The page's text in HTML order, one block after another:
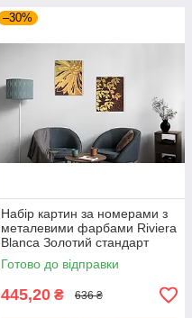
–30%
Набір картин за номерами з
металевими фарбами Riviera
Blanca Золотий стандарт
(ITR-043) 2 шт в наборі
Готово до відправки
445,20 ₴ 636 ₴